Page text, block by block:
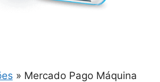
» Mercado Pago Máquina